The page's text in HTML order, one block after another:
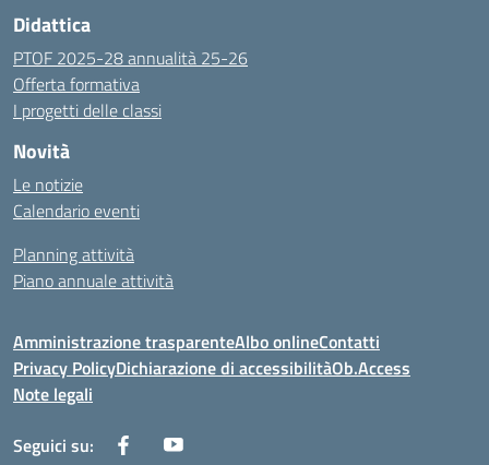
Didattica
PTOF 2025-28 annualità 25-26
Offerta formativa
I progetti delle classi
Novità
Le notizie
Calendario eventi
Planning attività
Piano annuale attività
Amministrazione trasparenteAlbo onlineContatti
Privacy PolicyDichiarazione di accessibilitàOb.Access
Note legali
Seguici su: